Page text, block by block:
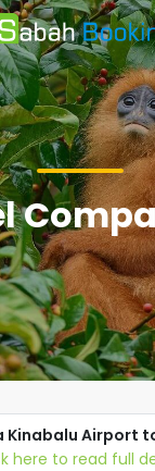
Kinabalu Airport
here to read full